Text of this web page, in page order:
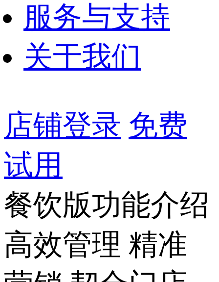
服务与支持
关于我们
店铺登录 免费
试用
餐饮版功能介绍
高效管理 精准